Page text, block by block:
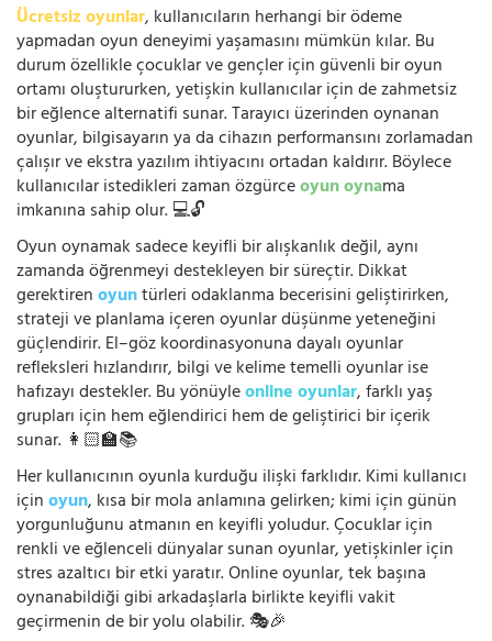
Ücretsiz oyunlar, kullanıcıların herhangi bir ödeme
yapmadan oyun deneyimi yaşamasını mümkün kılar. Bu
durum özellikle çocuklar ve gençler için güvenli bir oyun
ortamı oluştururken, yetişkin kullanıcılar için de zahmetsiz
bir eğlence alternatifi sunar. Tarayıcı üzerinden oynanan
oyunlar, bilgisayarın ya da cihazın performansını zorlamadan
çalışır ve ekstra yazılım ihtiyacını ortadan kaldırır. Böylece
kullanıcılar istedikleri zaman özgürceoyun oynama
imkanına sahip olur. 💻🔓
Oyun oynamak sadece keyifli bir alışkanlık değil, aynı
zamanda öğrenmeyi destekleyen bir süreçtir. Dikkat
gerektirenoyuntürleri odaklanma becerisini geliştirirken,
strateji ve planlama içeren oyunlar düşünme yeteneğini
güçlendirir. El–göz koordinasyonuna dayalı oyunlar
refleksleri hızlandırır, bilgi ve kelime temelli oyunlar ise
hafızayı destekler. Bu yönüyleonline oyunlar, farklı yaş
grupları için hem eğlendirici hem de geliştirici bir içerik
sunar. 👩🏻‍🏫📚
Her kullanıcının oyunla kurduğu ilişki farklıdır. Kimi kullanıcı
içinoyun, kısa bir mola anlamına gelirken; kimi için günün
yorgunluğunu atmanın en keyifli yoludur. Çocuklar için
renkli ve eğlenceli dünyalar sunan oyunlar, yetişkinler için
stres azaltıcı bir etki yaratır. Online oyunlar, tek başına
oynanabildiği gibi arkadaşlarla birlikte keyifli vakit
geçirmenin de bir yolu olabilir. 🎭🎉